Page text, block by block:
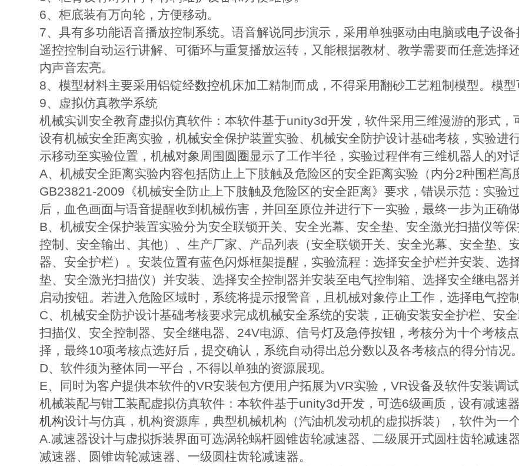
6、柜底装有万向轮，方便移动。
7、具有多功能语音播放控制系统。语音解说同步演示，采用单独驱动由电脑或电子设备
遥控控制自动运行讲解、可循环与重复播放运转，又能根据教材、教学需要而任意选择
内声音宏亮。
8、模型材料主要采用铝锭经数控机床加工精制而成，不得采用翻砂工艺粗制模型。模型
9、虚拟仿真教学系统
机械实训安全教育虚拟仿真软件：本软件基于unity3d开发，软件采用三维漫游的形式，
设有机械安全距离实验，机械安全保护装置实验、机械安全防护设计基础考核，实验进
示移动至实验位置，机械对象周围圆圈显示了工作半径，实验过程伴有三维机器人的对话
A、机械安全距离实验内容包括防止上下肢触及危险区的安全距离实验（内分2种围栏高
GB23821-2009《机械安全防止上下肢触及危险区的安全距离》要求，错误示范：实验
后，血色画面与语音提醒收到机械伤害，并回至原位并进行下一实验，最终一步为正确做
B、机械安全保护装置实验分为安全联锁开关、安全光幕、安全垫、安全激光扫描仪等
控制、安全输出、其他）、生产厂家、产品列表（安全联锁开关、安全光幕、安全垫、
器、安全护栏）。安装位置有蓝色闪烁框架提醒，实验流程：选择安全护栏并安装、选
垫、安全激光扫描仪）并安装、选择安全控制器并安装至电气控制箱、选择安全继电器
启动按钮。若进入危险区域时，系统将提示报警音，且机械对象停止工作，选择电气控
C、机械安全防护设计基础考核要求完成机械安全系统的安装，正确安装安全护栏、安
扫描仪、安全控制器、安全继电器、24V电源、信号灯及急停按钮，考核分为十个考核
择，最终10项考核点选好后，提交确认，系统自动得出总分数以及各考核点的得分情况。
D、软件须为整体同一平台，不得以单独的资源展现。
E、同时为客户提供本软件的VR安装包方便用户拓展为VR实验，VR设备及软件安装调试
机械装配与钳工装配虚拟仿真软件：本软件基于unity3d开发，可选6级画质，设有减速
机构设计与仿真，机构资源库，典型机械机构（汽油机发动机的虚拟拆装），软件为一
A.减速器设计与虚拟拆装界面可选涡轮蜗杆圆锥齿轮减速器、二级展开式圆柱齿轮减速
减速器、圆锥齿轮减速器、一级圆柱齿轮减速器。